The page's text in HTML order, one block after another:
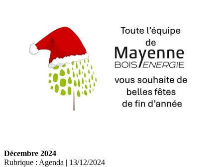
Décembre 2024
Rubrique : Agenda | 13/12/2024